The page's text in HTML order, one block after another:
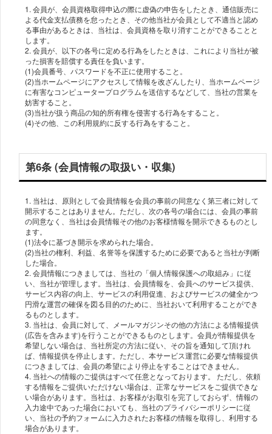
1. 会員が、会員資格取得申込の際に虚偽の申告をしたとき、通信販売に
よる代金支払債務を怠ったとき、その他当社が会員として不適当と認め
る事由があるときは、当社は、会員資格を取り消すことができることと
します。
2. 会員が、以下の各号に定める行為をしたときは、これにより当社が被
った損害を賠償する責任を負います。
(1)会員番号、パスワードを不正に使用すること。
(2)当ホームページにアクセスして情報を改ざんしたり、当ホームページ
に有害なコンピュータープログラムを送信するなどして、当社の営業を
妨害すること。
(3)当社が扱う商品の知的所有権を侵害する行為をすること。
(4)その他、この利用規約に反する行為をすること。
第6条 (会員情報の取扱い・収集)
1. 当社は、原則として会員情報を会員の事前の同意なく第三者に対して
開示することはありません。ただし、次の各号の場合には、会員の事前
の同意なく、当社は会員情報その他のお客様情報を開示できるものとし
ます。
(1)法令に基づき開示を求められた場合。
(2)当社の権利、利益、名誉等を保護するために必要であると当社が判断
した場合。
2. 会員情報につきましては、当社の「個人情報保護への取組み」に従
い、当社が管理します。当社は、会員情報を、会員へのサービス提供、
サービス内容の向上、サービスの利用促進、およびサービスの健全かつ
円滑な運営の確保を図る目的のために、当社おいて利用することができ
るものとします。
3. 当社は、会員に対して、メールマガジンその他の方法による情報提供
(広告を含みます)を行うことができるものとします。会員が情報提供を
希望しない場合は、当社所定の方法に従い、その旨を通知して頂けれ
ば、情報提供を停止します。ただし、本サービス運営に必要な情報提供
につきましては、会員の希望により停止をすることはできません。
4. 当社への情報のご提供はすべて任意となっております。 ただし、依頼
する情報をご提供いただけない場合は、正常なサービスをご提供できな
い場合があります。当社は、お客様がお取引を完了しておらず、情報の
入力途中であった場合においても、当社のプライバシーポリシーに従
い、当社の予約フォームに入力されたお客様の情報を取得し、利用する
場合があります。